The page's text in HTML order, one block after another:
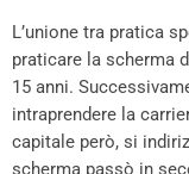
L’unione tra pratica
praticare la scherma
15 anni.
intraprendere la
capitale però, si
scherma passò in